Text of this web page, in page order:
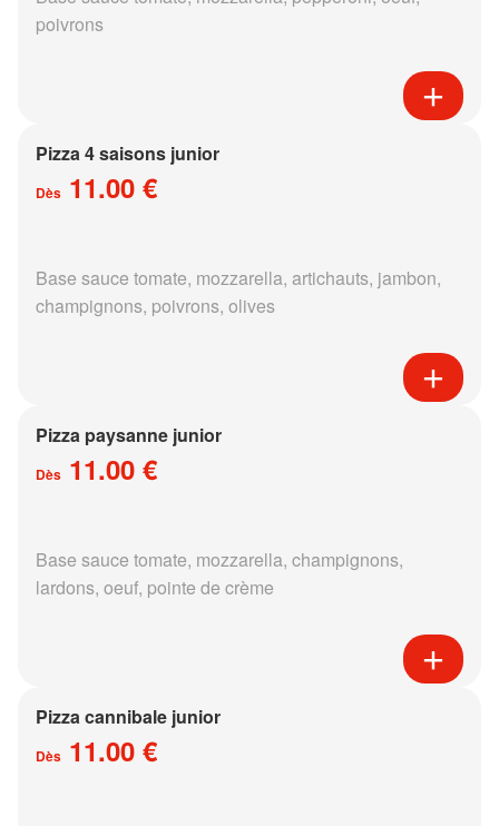
poivrons
Pizza 4 saisons junior
Dès 11.00 €
Base sauce tomate, mozzarella, artichauts, jambon,
champignons, poivrons, olives
Pizza paysanne junior
Dès 11.00 €
Base sauce tomate, mozzarella, champignons,
lardons, oeuf, pointe de crème
Pizza cannibale junior
Dès 11.00 €